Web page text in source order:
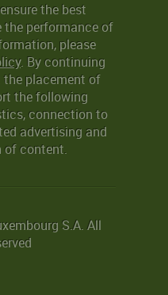
the best
the performance of
please
. By continuing
the placement of
the following
connection to
advertising and
of content.
S.A. All